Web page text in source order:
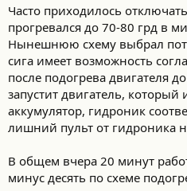
Часто приходилось
прогревался до 70-80 грд в
Нынешнюю схему выбрал
сига имеет возможность
после подогрева двигателя
запустит двигатель, который
аккумулятор, гидроник
лишний пульт от гидроника
В общем вчера 20 минут
минус десять по схеме